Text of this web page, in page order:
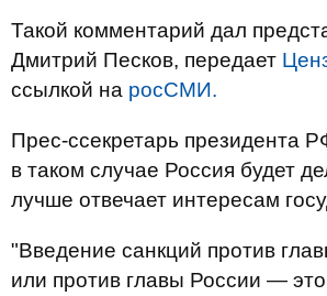
Такой комментарий дал
Дмитрий Песков, передает
ссылкой на росСМИ.
Прес-ссекретарь президента
в таком случае Россия будет
лучше отвечает интересам
"Введение санкций против
или против главы России ―